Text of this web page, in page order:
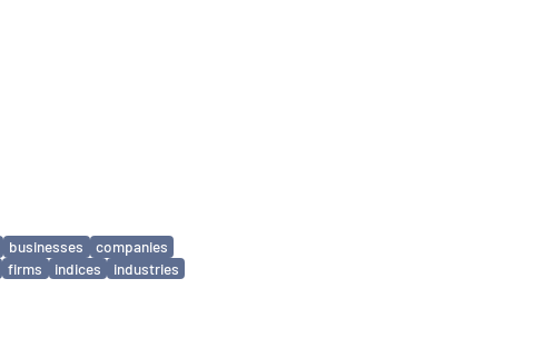
businesses
companies
firms indices
industries